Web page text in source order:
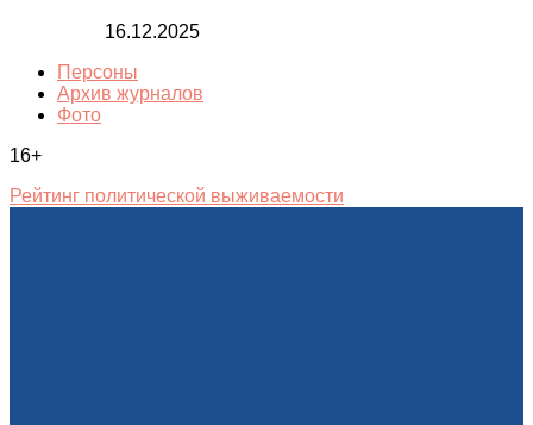
16.12.2025
Персоны
Архив журналов
Фото
16+
Рейтинг политической выживаемости